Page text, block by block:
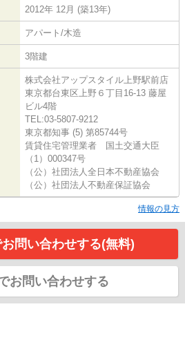
2012年 12月 (築13年)
アパート/木造
3階建
株式会社アップスタイル上野駅前店
東京都台東区上野６丁目16-13 藤屋
ビル4階
TEL:03-5807-9212
東京都知事 (5) 第85744号
賃貸住宅管理業者 国土交通大臣
（1）000347号
（公）社団法人全日本不動産協会
（公）社団法人不動産保証協会
情報の見方
問い合わせする(無料)
お問い合わせする